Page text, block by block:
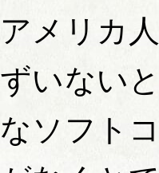
アメリカ
ずいない
なソフト